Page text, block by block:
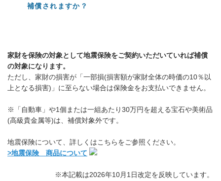
補償されますか？
家財を保険の対象として地震保険をご契約いただいていれば補償
の対象になります。
ただし、家財の損害が「一部損(損害額が家財全体の時価の10％以
上となる損害)」に至らない場合は保険金をお支払いできません。
※「自動車」や1個または一組あたり30万円を超える宝石や美術品
(高級貴金属等)は、補償対象外です。
地震保険について、詳しくはこちらをご参照ください。
>地震保険 商品について
※本記載は2026年10月1日改定を反映しています。